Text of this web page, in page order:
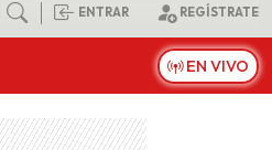
ENTRAR REGÍSTRATE
EN VIVO